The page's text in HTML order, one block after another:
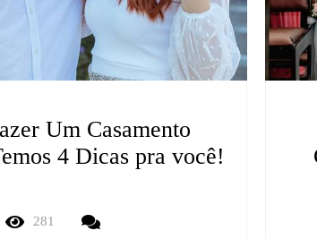
Um Casamento
4 Dicas pra você!
281